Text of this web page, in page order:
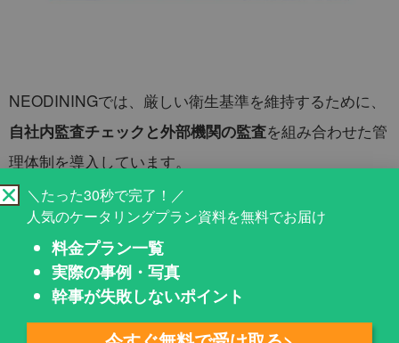
NEODININGでは、厳しい衛生基準を維持するために、
自社内監査チェックと外部機関の監査を組み合わせた管
理体制を導入しています。
自社内衛生検査チェック体制の確立
点検を定期的に実施し、改善を行っています。
✅ 年4回の定期的な外部衛生監査を受け、外部の専門機
関の指導を受け、ATP検査・ふき取り検査・食材菌検査
＼たった30秒で完了！／
人気のケータリングプラン資料を無料でお届け
料金プラン一覧
実際の事例・写真
幹事が失敗しないポイント